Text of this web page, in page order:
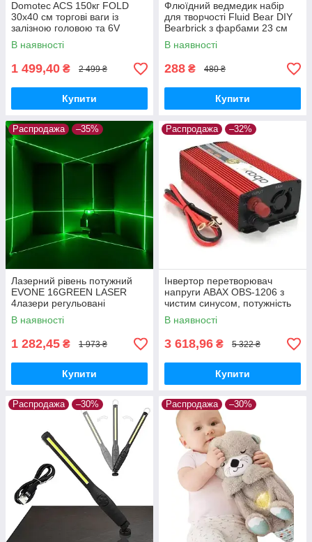
Domotec ACS 150кг FOLD
30x40 см торгові ваги із
залізною головою та 6V
живленням
В наявності
1 499,40 ₴ 2 499 ₴
Купити
Флюїдний ведмедик набір
для творчості Fluid Bear DIY
Bearbrick з фарбами 23 см
В наявності
288 ₴ 480 ₴
Купити
Распродажа –35%
Лазерний рівень потужний
EVONE 16GREEN LASER
4лазери регульовані
В наявності
1 282,45 ₴ 1 973 ₴
Купити
Распродажа –32%
Інвертор перетворювач
напруги ABAX OBS-1206 з
чистим синусом, потужність
1200W
В наявності
3 618,96 ₴ 5 322 ₴
Купити
Распродажа –30% Распродажа –30%